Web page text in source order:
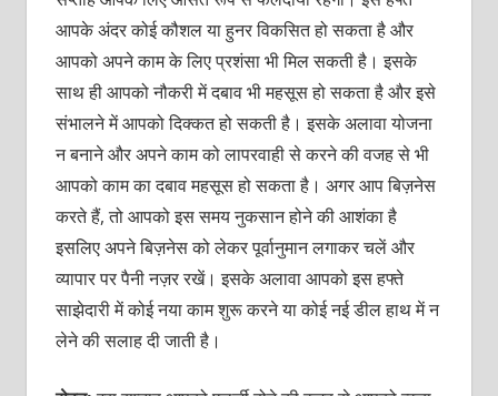
आपके अंदर कोई कौशल या हुनर विकसित हो सकता है और
आपको अपने काम के लिए प्रशंसा भी मिल सकती है। इसके
साथ ही आपको नौकरी में दबाव भी महसूस हो सकता है और इसे
संभालने में आपको दिक्‍कत हो सकती है। इसके अलावा योजना
न बनाने और अपने काम को लापरवाही से करने की वजह से भी
आपको काम का दबाव महसूस हो सकता है। अगर आप बिज़नेस
करते हैं, तो आपको इस समय नुकसान होने की आशंका है
इसलिए अपने बिज़नेस को लेकर पूर्वानुमान लगाकर चलें और
व्‍यापार पर पैनी नज़र रखें। इसके अलावा आपको इस हफ्ते
साझेदारी में कोई नया काम शुरू करने या कोई नई डील हाथ में न
लेने की सलाह दी जाती है।